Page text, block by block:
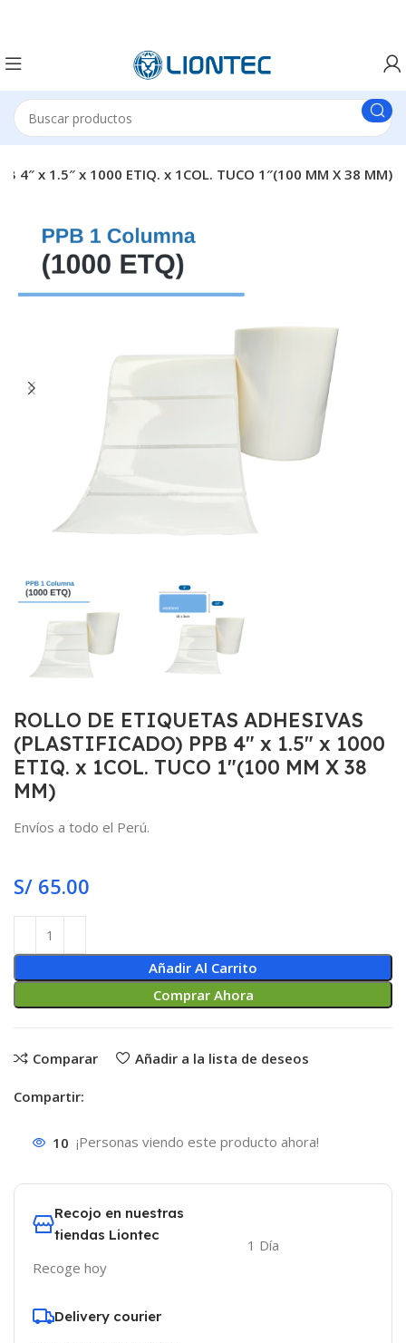
4″ x 1.5″ x 1000 ETIQ. x 1COL. TUCO 1″(100 MM X 38 MM)
ROLLO DE ETIQUETAS ADHESIVAS
(PLASTIFICADO) PPB 4″ x 1.5″ x 1000
ETIQ. x 1COL. TUCO 1″(100 MM X 38
MM)
Envíos a todo el Perú.
S/ 65.00
Añadir Al Carrito
Comprar Ahora
Comparar Añadir a la lista de deseos
Compartir:
10 ¡Personas viendo este producto ahora!
Recojo en nuestras
tiendas Liontec
Recoge hoy
1 Día
Delivery courier